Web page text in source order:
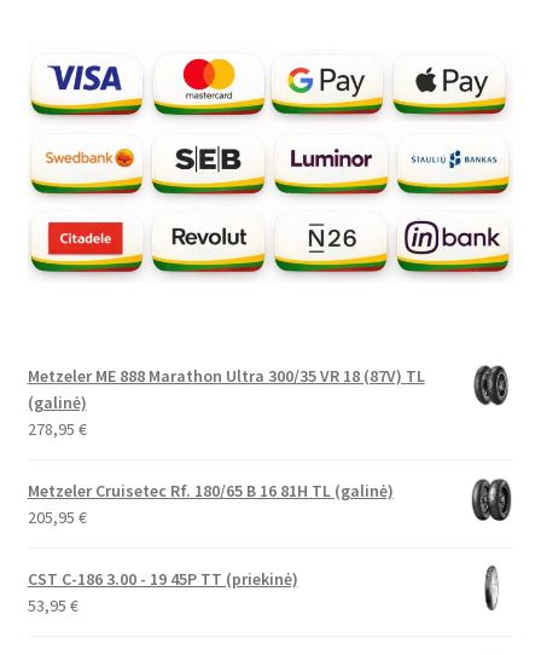
Metzeler ME 888 Marathon Ultra 300/35 VR 18 (87V) TL
(galinė)
278,95 €
Metzeler Cruisetec Rf. 180/65 B 16 81H TL (galinė)
205,95 €
CST C-186 3.00 - 19 45P TT (priekinė)
53,95 €